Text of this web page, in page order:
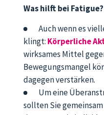
Was hilft bei Fatigue?
Auch wenn es
klingt: Körperliche
wirksames Mittel
Bewegungsmangel
dagegen verstärken.
Um eine
sollten Sie